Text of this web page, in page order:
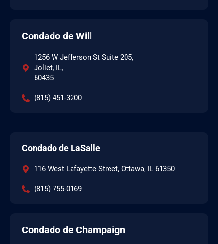
Condado de Will
1256 W Jefferson St Suite 205,
Joliet, IL,
60435
(815) 451-3200
Condado de LaSalle
116 West Lafayette Street, Ottawa, IL 61350
(815) 755-0169
Condado de Champaign